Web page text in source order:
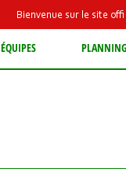
Bienvenue sur le site
ÉQUIPES